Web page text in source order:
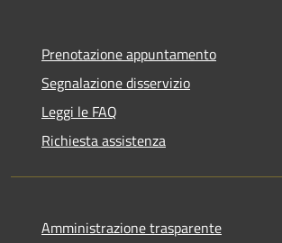
Prenotazione appuntamento
Segnalazione disservizio
Leggi le FAQ
Richiesta assistenza
Amministrazione trasparente